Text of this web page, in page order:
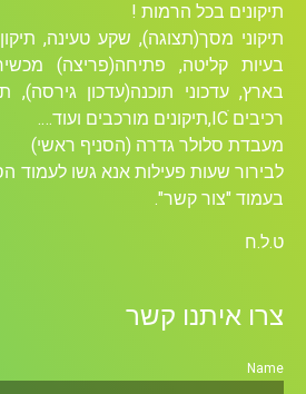
תיקונים בכל הרמות !
תיקוני מסך(תצוגה), שקע טעינה,
בעיות קליטה, פתיחה(פריצה)
בארץ, עדכוני תוכנה(עדכון גירסה),
רכיבים ICׁ,תיקונים מורכבים ועוד….
מעבדת סלולר גדרה (הסניף ראשי)
לבירור שעות פעילות אנא גשו לעמוד
בעמוד "צור קשר".
ט.ל.ח
צרו איתנו קשר
Name